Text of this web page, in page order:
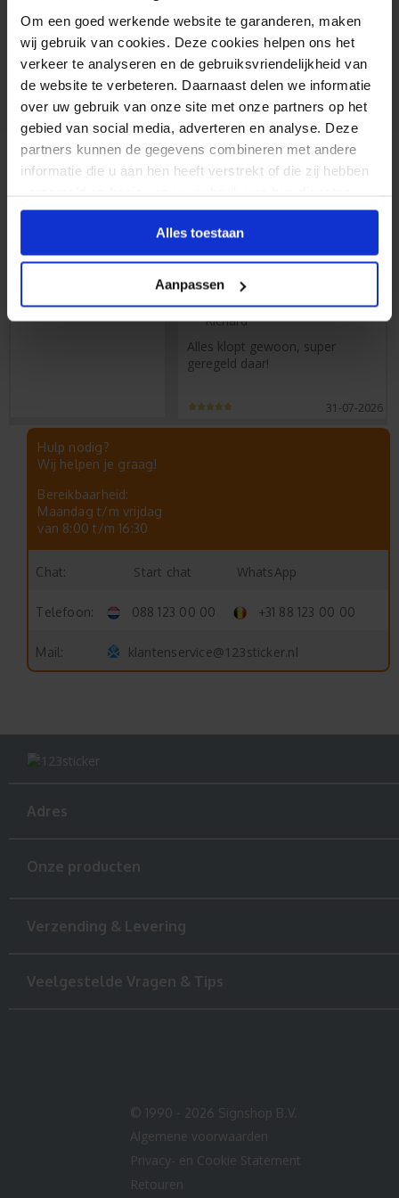
Om een goed werkende website te garanderen, maken
wij gebruik van cookies. Deze cookies helpen ons het
verkeer te analyseren en de gebruiksvriendelijkheid van
de website te verbeteren. Daarnaast delen we informatie
over uw gebruik van onze site met onze partners op het
gebied van social media, adverteren en analyse. Deze
partners kunnen de gegevens combineren met andere
informatie die u aan hen heeft verstrekt of die zij hebben
Alles toestaan
Aanpassen
Hoe lang wordt mijn account bewaard?
Kan ik zoeken op ontwerp- bestel- of factuurnummer?
Toon alle veelgestelde vragen & tips
Keurig netjes geleverd, prima
qualiteit
Richard
Alles klopt gewoon, super
geregeld daar!
31-07-2026
Hulp nodig?
Wij helpen je graag!
Bereikbaarheid:
Maandag t/m vrijdag
van 8:00 t/m 16:30
Chat: Start chat WhatsApp
Telefoon: 088 123 00 00 +31 88 123 00 00
Mail: klantenservice@123sticker.nl
Adres
Onze producten
Verzending & Levering
Veelgestelde Vragen & Tips
© 1990 - 2026 Signshop B.V.
Algemene voorwaarden
Privacy- en Cookie Statement
Retouren